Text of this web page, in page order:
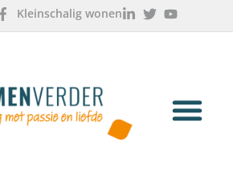
Kleinschalig wonen